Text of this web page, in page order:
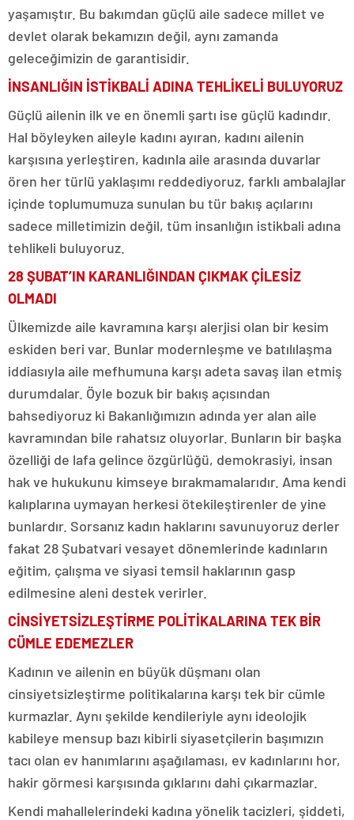
yaşamıştır. Bu bakımdan güçlü aile sadece millet ve
devlet olarak bekamızın değil, aynı zamanda
geleceğimizin de garantisidir.
İNSANLIĞIN İSTİKBALİ ADINA TEHLİKELİ BULUYORUZ
Güçlü ailenin ilk ve en önemli şartı ise güçlü kadındır.
Hal böyleyken aileyle kadını ayıran, kadını ailenin
karşısına yerleştiren, kadınla aile arasında duvarlar
ören her türlü yaklaşımı reddediyoruz, farklı ambalajlar
içinde toplumumuza sunulan bu tür bakış açılarını
sadece milletimizin değil, tüm insanlığın istikbali adına
tehlikeli buluyoruz.
28 ŞUBAT’IN KARANLIĞINDAN ÇIKMAK ÇİLESİZ
OLMADI
Ülkemizde aile kavramına karşı alerjisi olan bir kesim
eskiden beri var. Bunlar modernleşme ve batılılaşma
iddiasıyla aile mefhumuna karşı adeta savaş ilan etmiş
durumdalar. Öyle bozuk bir bakış açısından
bahsediyoruz ki Bakanlığımızın adında yer alan aile
kavramından bile rahatsız oluyorlar. Bunların bir başka
özelliği de lafa gelince özgürlüğü, demokrasiyi, insan
hak ve hukukunu kimseye bırakmamalarıdır. Ama kendi
kalıplarına uymayan herkesi ötekileştirenler de yine
bunlardır. Sorsanız kadın haklarını savunuyoruz derler
fakat 28 Şubatvari vesayet dönemlerinde kadınların
eğitim, çalışma ve siyasi temsil haklarının gasp
edilmesine aleni destek verirler.
CİNSİYETSİZLEŞTİRME POLİTİKALARINA TEK BİR
CÜMLE EDEMEZLER
Kadının ve ailenin en büyük düşmanı olan
cinsiyetsizleştirme politikalarına karşı tek bir cümle
kurmazlar. Aynı şekilde kendileriyle aynı ideolojik
kabileye mensup bazı kibirli siyasetçilerin başımızın
tacı olan ev hanımlarını aşağılaması, ev kadınlarını hor,
hakir görmesi karşısında gıklarını dahi çıkarmazlar.
Kendi mahallelerindeki kadına yönelik tacizleri, şiddeti,